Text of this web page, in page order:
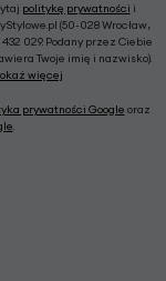
politykę prywatności i
(50-028 Wrocław,
029. Podany przez Ciebie
Twoje imię i nazwisko).
więcej
prywatności Google oraz
.